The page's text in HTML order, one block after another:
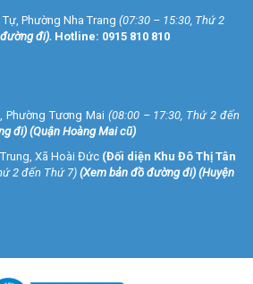
Phường Nha Trang (07:30 – 15:30, Thứ 2
đi). Hotline: 0915 810 810
Phường Tương Mai (08:00 – 17:30, Thứ 2 đến
đi) (Quận Hoàng Mai cũ)
Xã Hoài Đức (Đối diện Khu Đô Thị Tân
2 đến Thứ 7) (Xem bản đồ đường đi) (Huyện